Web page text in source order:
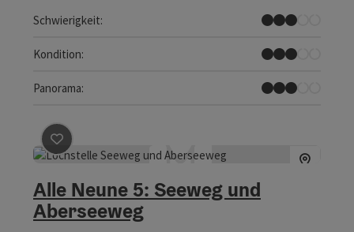
Schwierigkeit:
Mittel
Kondition:
Mittel
Panorama:
Einige Ausblicke
Beitrag merken
Alle Neune 5: Seeweg und
Aberseeweg